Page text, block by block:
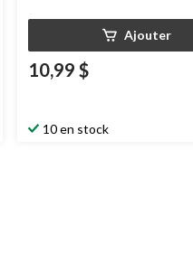
Ajouter
10,99 $
10 en stock